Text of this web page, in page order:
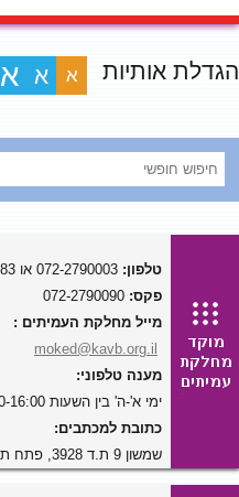
הגדלת אותיות א א א
טלפון:
פקס:
מייל מחלקת העמיתים :
moked@kavb.org.il
מענה טלפוני:
ימי א'-ה' בין השעות 08:00-16:00
כתובת למכתבים:
שמשון 9 ת.ד 3928, פתח תקוה מיקוד 4952701